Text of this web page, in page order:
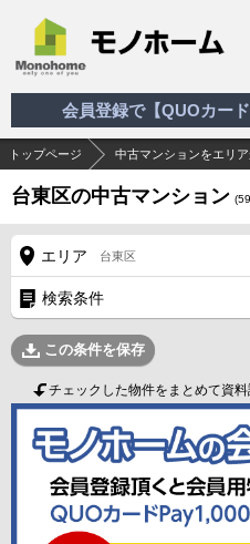
会員登録で【QUOカー
トップページ 中古マンションをエリ
台東区の中古マンション (
エリア 台東区
検索条件
この条件を保存
チェックした物件をまとめて資料